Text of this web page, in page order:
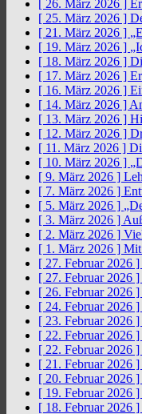
[ 26. März 2026 ]
[ 25. März 2026 ]
[ 21. März 2026 ]
[ 19. März 2026 ]
[ 18. März 2026 ]
[ 17. März 2026 ]
[ 16. März 2026 ]
[ 14. März 2026 ]
[ 13. März 2026 ]
[ 12. März 2026 ]
[ 11. März 2026 ]
[ 10. März 2026 ]
[ 9. März 2026 ]
[ 7. März 2026 ]
[ 5. März 2026 ]
[ 3. März 2026 ]
[ 2. März 2026 ]
[ 1. März 2026 ] Mit
[ 27. Februar 2026 ]
[ 27. Februar 2026 ]
[ 26. Februar 2026 ]
[ 24. Februar 2026 ]
[ 23. Februar 2026 ]
[ 22. Februar 2026 ]
[ 22. Februar 2026 ]
[ 21. Februar 2026 ]
[ 20. Februar 2026 ]
[ 19. Februar 2026 ]
[ 18. Februar 2026 ]